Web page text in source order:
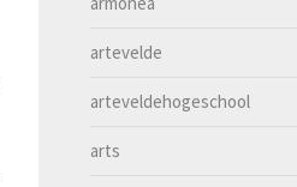
artevelde
arteveldehogeschool
arts